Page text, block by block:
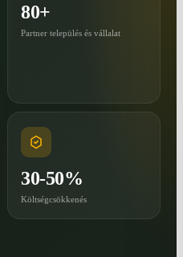
80+
Partner település és vállalat
30-50%
Költségcsökkenés